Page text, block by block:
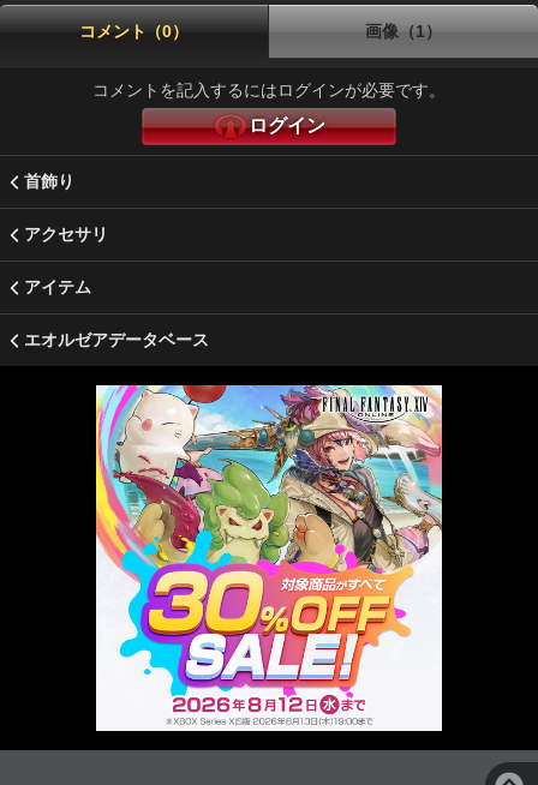
コメント（0） 画像（1）
コメントを記入するにはログインが必要です。
ログイン
首飾り
アクセサリ
アイテム
エオルゼアデータベース